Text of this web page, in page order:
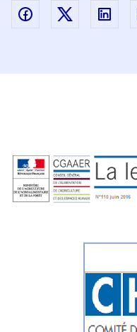
Partager surPartager